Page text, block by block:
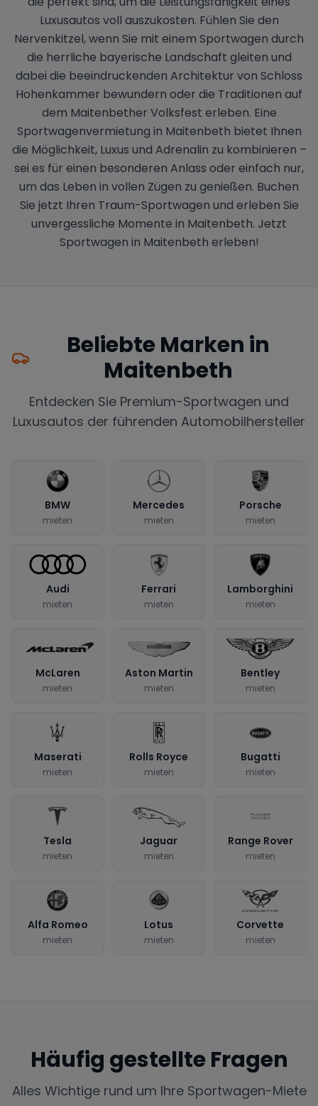
Luxusautos voll auszukosten. Fühlen Sie den
Nervenkitzel, wenn Sie mit einem Sportwagen durch
die herrliche bayerische Landschaft gleiten und
dabei die beeindruckenden Architektur von Schloss
Hohenkammer bewundern oder die Traditionen auf
dem Maitenbether Volksfest erleben. Eine
Sportwagenvermietung in Maitenbeth bietet Ihnen
die Möglichkeit, Luxus und Adrenalin zu kombinieren –
sei es für einen besonderen Anlass oder einfach nur,
um das Leben in vollen Zügen zu genießen. Buchen
Sie jetzt Ihren Traum-Sportwagen und erleben Sie
unvergessliche Momente in Maitenbeth. Jetzt
Sportwagen in Maitenbeth erleben!
Beliebte Marken in
Maitenbeth
Entdecken Sie Premium-Sportwagen und
Luxusautos der führenden Automobilhersteller
BMW
mieten
Mercedes
mieten
Porsche
mieten
Audi
mieten
Ferrari
mieten
Lamborghini
mieten
McLaren
mieten
Aston Martin
mieten
Bentley
mieten
Maserati
mieten
Rolls Royce
mieten
Bugatti
mieten
Tesla
mieten
Jaguar
mieten
Range Rover
mieten
Alfa Romeo
mieten
Lotus
mieten
Corvette
mieten
Häufig gestellte Fragen
Alles Wichtige rund um Ihre Sportwagen-Miete